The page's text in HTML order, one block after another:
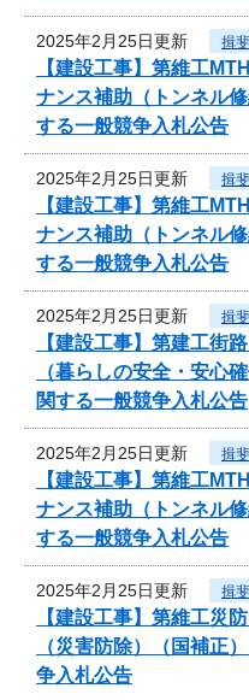
2025年2月25日更新 揖
【建設工事】第維工
ナンス補助（トンネル
する一般競争入札公告
2025年2月25日更新 揖
【建設工事】第維工
ナンス補助（トンネル
する一般競争入札公告
2025年2月25日更新 揖
【建設工事】第建工
（暮らしの安全・安心
関する一般競争入札公告
2025年2月25日更新 揖
【建設工事】第維工
ナンス補助（トンネル
する一般競争入札公告
2025年2月25日更新 揖
【建設工事】第維工災
（災害防除）（国補正
争入札公告